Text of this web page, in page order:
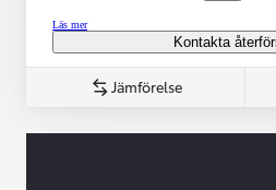
Läs mer
Kontakta
Jämförelse